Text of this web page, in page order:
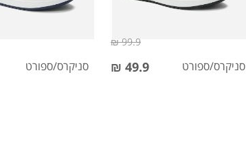
סניקרס/ספורט 49.9 ₪
99.9 ₪
סניקרס/ספורט